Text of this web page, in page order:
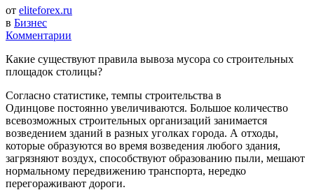
от eliteforex.ru
в Бизнес
Комментарии
Какие существуют правила вывоза мусора со строительных
площадок столицы?
Согласно статистике, темпы строительства в
Одинцове постоянно увеличиваются. Большое количество
всевозможных строительных организаций занимается
возведением зданий в разных уголках города. А отходы,
которые образуются во время возведения любого здания,
загрязняют воздух, способствуют образованию пыли, мешают
нормальному передвижению транспорта, нередко
перегораживают дороги.